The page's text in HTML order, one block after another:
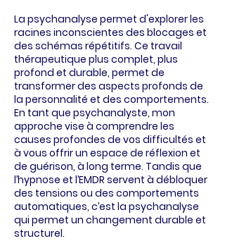
La psychanalyse permet d'explorer les
racines inconscientes des blocages et
des schémas répétitifs. Ce travail
thérapeutique plus complet, plus
profond et durable, permet de
transformer des aspects profonds de
la personnalité et des comportements.
En tant que psychanalyste, mon
approche vise à comprendre les
causes profondes de vos difficultés et
à vous offrir un espace de réflexion et
de guérison, à long terme. Tandis que
l’hypnose et l’EMDR servent à débloquer
des tensions ou des comportements
automatiques, c’est la psychanalyse
qui permet un changement durable et
structurel.